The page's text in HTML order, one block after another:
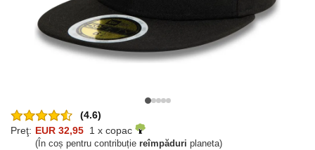
(4.6)
Preţ: EUR 32,95 1 x copac
(În coș pentru contribuție reîmpăduri planeta)